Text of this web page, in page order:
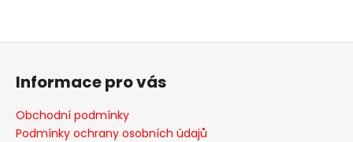
Z
Informace pro vás
Obchodní podmínky
Podmínky ochrany osobních údajů